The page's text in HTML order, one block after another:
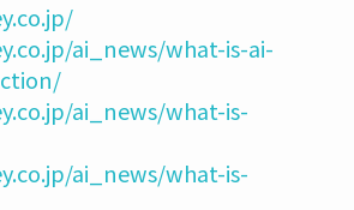
ai_news/what-is-ai-
ai_news/what-is-
ai_news/what-is-